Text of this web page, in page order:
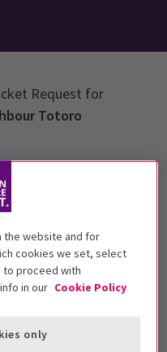
Request for
Totoro
opciones a continuación
the website and for
cookies we set, select
to proceed with
in our Cookie Policy
only